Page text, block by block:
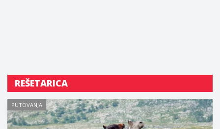
REŠETARICA
PUTOVANJA